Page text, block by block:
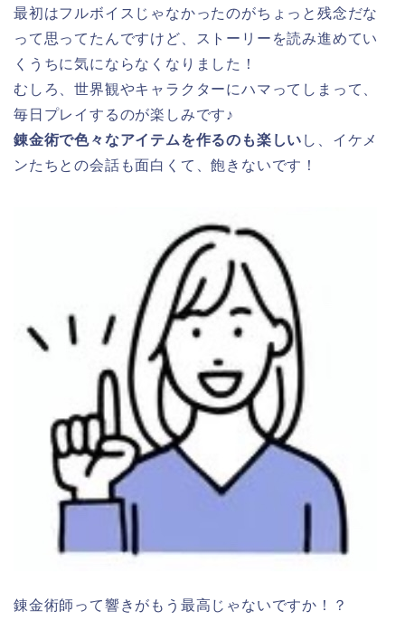
最初はフルボイスじゃなかったのがちょっと残念だな
って思ってたんですけど、ストーリーを読み進めてい
くうちに気にならなくなりました！
むしろ、世界観やキャラクターにハマってしまって、
毎日プレイするのが楽しみです♪
錬金術で色々なアイテムを作るのも楽しい し、イケメ
ンたちとの会話も面白くて、飽きないです！
錬金術師って響きがもう最高じゃないですか！？